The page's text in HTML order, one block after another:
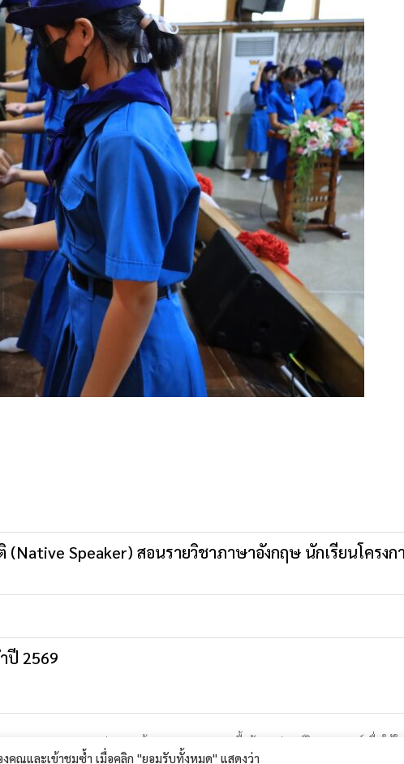
(Native Speaker) สอนรายวิชาภาษาอังกฤษ นักเรียนโครงก
ปี 2569
ประกาศผู้ชนะการเสนอราคาซื้อวัสดุอุปกรณ์วิทยาศาสตร์เพื่อใช้ใ
ร์ 32000 โทรศัพท์ : 044-511-189 โทรสาร : 044-513-187 E-Mail :
คุณและเข้าชมซ้ำ เมื่อคลิก "ยอมรับทั้งหมด" แสดงว่า